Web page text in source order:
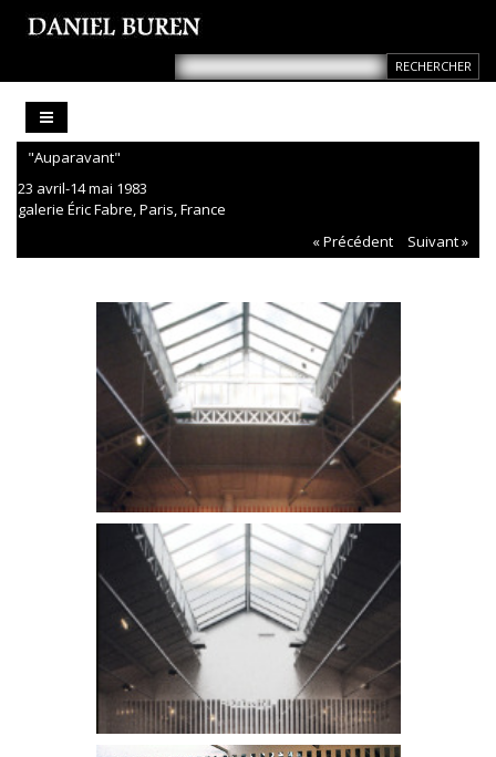
"Auparavant"
23 avril-14 mai 1983
galerie Éric Fabre, Paris, France
« Précédent
Suivant »